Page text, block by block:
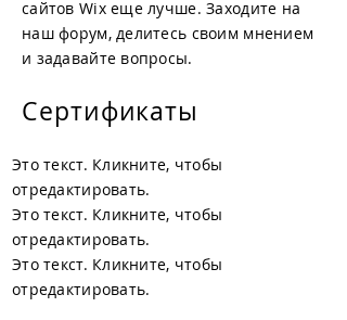
сайтов Wix еще лучше. Заходите на
наш форум, делитесь своим мнением
и задавайте вопросы.
Сертификаты
Это текст. Кликните, чтобы
отредактировать.
Это текст. Кликните, чтобы
отредактировать.
Это текст. Кликните, чтобы
отредактировать.